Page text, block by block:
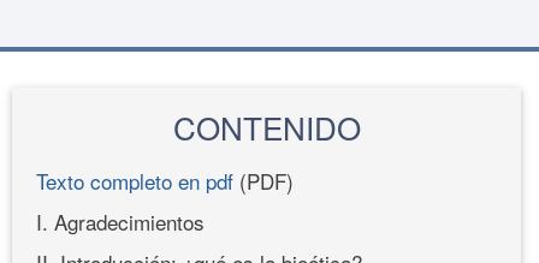
CONTENIDO
Texto completo en pdf (PDF)
I. Agradecimientos